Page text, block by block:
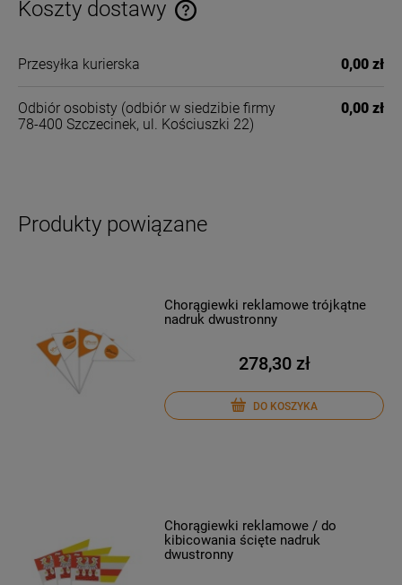
Koszty dostawy
Cena nie zawiera ewentualnych kosztów płatności
Przesyłka kurierska 0,00 zł
Odbiór osobisty (odbiór w siedzibie firmy
78-400 Szczecinek, ul. Kościuszki 22)
0,00 zł
Produkty powiązane
Chorągiewki reklamowe trójkątne
nadruk dwustronny
278,30 zł
DO KOSZYKA
Chorągiewki reklamowe / do
kibicowania ścięte nadruk
dwustronny